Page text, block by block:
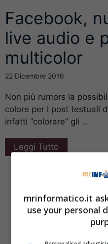
Facebook,
live audio e
multicolor
22 Dicembre 2016
Non più rumors la
colore per i post testuali
infatti “colorare” gli ...
Leggi Tutto
mrinformatico.it
use your personal